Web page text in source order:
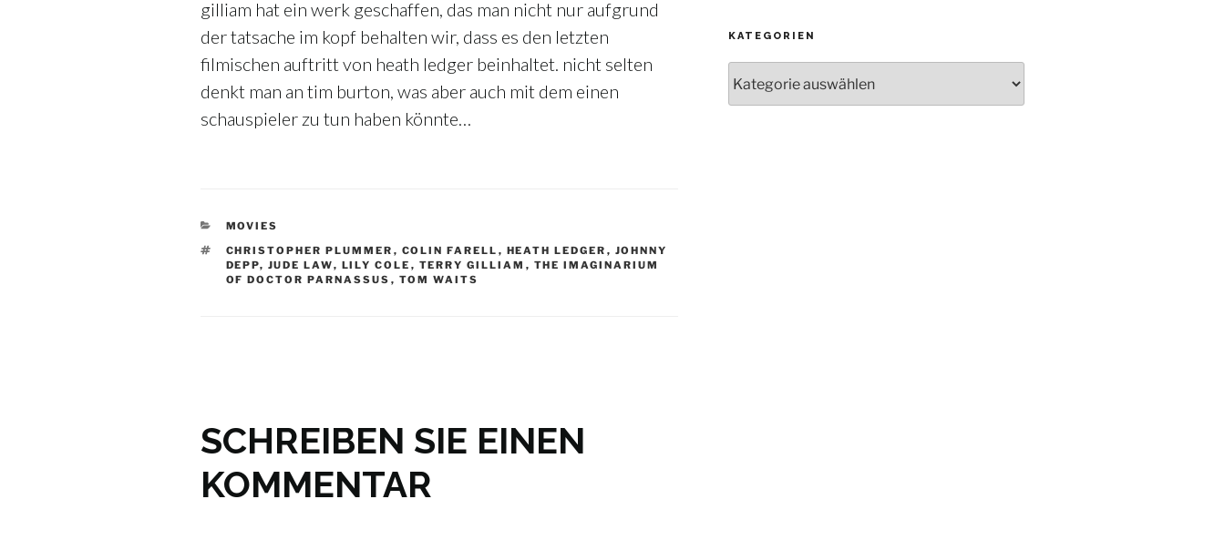
gilliam hat ein werk geschaffen, das man nicht nur aufgrund
der tatsache im kopf behalten wir, dass es den letzten
filmischen auftritt von heath ledger beinhaltet. nicht selten
denkt man an tim burton, was aber auch mit dem einen
schauspieler zu tun haben könnte…
KATEGORIEN
MOVIES
SCHLAGWÖRTER
CHRISTOPHER PLUMMER , COLIN FARELL , HEATH LEDGER , JOHNNY
DEPP, JUDE LAW, LILY COLE , TERRY GILLIAM , THE IMAGINARIUM
OF DOCTOR PARNASSUS , TOM WAITS
SCHREIBEN SIE EINEN
KOMMENTAR
KATEGORIEN